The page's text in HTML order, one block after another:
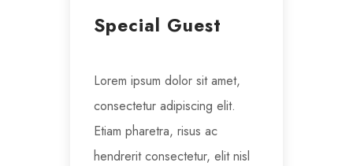
Special Guest
Lorem ipsum dolor sit amet,
consectetur adipiscing elit.
Etiam pharetra, risus ac
hendrerit consectetur, elit nisl